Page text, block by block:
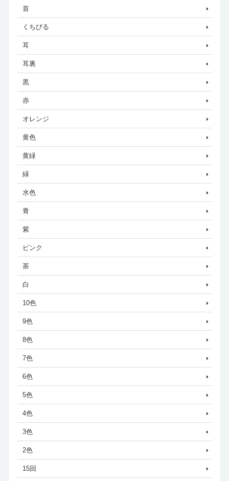
首
くちびる
耳
耳裏
黒
赤
オレンジ
黄色
黄緑
緑
水色
青
紫
ピンク
茶
白
10色
9色
8色
7色
6色
5色
4色
3色
2色
15回